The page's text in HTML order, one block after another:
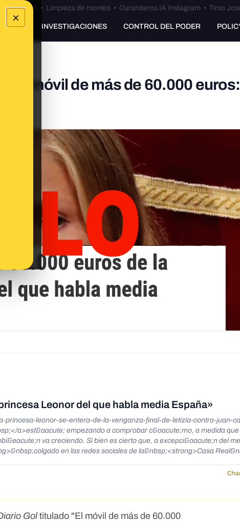
×
Bulos Ceuta • Limpieza de montes• Curanderos IA Instagram • Timo
INVESTIGACIONES CONTROL DEL PODER
un móvil de más de 60.000
Leonor del que habla media España»
princesa-leonor-se-entera-de-la-venganza-final-de-letizia-contra-juan-
a>est&aacute; empezando a comprobar c&oacute;mo, a medida que
va creciendo. Si bien es cierto que, a excepci&oacute;n del
en las redes sociales de la&nbsp;<strong>Casa
href="https://www.diariogol.com/gossip/el-
habla-media-espana_20062794_102.html?fbclid=IwAR3nhGoR-
www.diariogol.com/gossip/el-movil-de-mas-de-60-000-
a></p>
Goltitulado "El móvil de más de 60.000